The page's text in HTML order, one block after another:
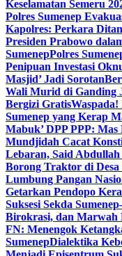
Keselamatan Semeru
Polres Sumenep
Kapolres: Perkara
Presiden Prabowo
SumenepPolres
Penipuan Investasi
Masjid’ Jadi Sorotan
Wali Murid di Ganding
Bergizi Gratis
Sumenep yang Kerap
Mabuk’ DPP PPP:
Mundjidah Cacat
Lebaran, Said Abdullah
Borong Traktor di
Lumbung Pangan
Getarkan Pendopo
Suksesi Sekda
Birokrasi, dan Marwah
FN: Menengok
SumenepDialektika